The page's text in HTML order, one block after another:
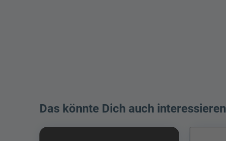
Das könnte Dich auch interessieren